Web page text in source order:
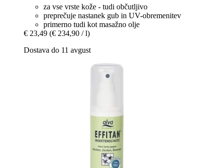
za vse vrste kože - tudi občutljivo
preprečuje nastanek gub in UV-obremenitev
primerno tudi kot masažno olje
€ 23,49 (€ 234,90 / l)
Dostava do 11 avgust